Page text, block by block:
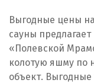
Выгодные цены
сауны
«Полевской
колотую яшму по
объект. Выгодные